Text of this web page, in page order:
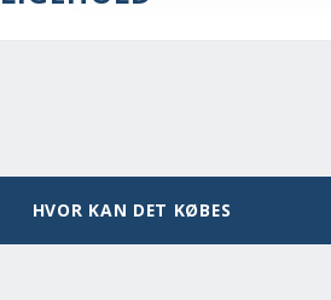
HVOR KAN DET KØBES